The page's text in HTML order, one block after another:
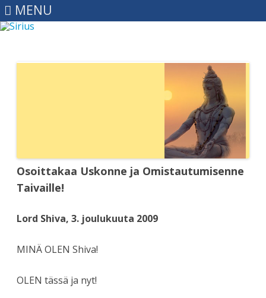
MENU
Osoittakaa Uskonne ja Omistautumisenne
Taivaille!
Lord Shiva, 3. joulukuuta 2009
MINÄ OLEN Shiva!
OLEN tässä ja nyt!